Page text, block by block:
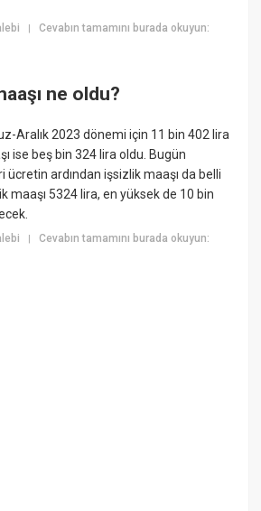
|Cevabın tamamını burada okuyun:
ne oldu?
Aralık 2023 dönemi için 11 bin 402 lira
ise beş bin 324 lira oldu. Bugün
ücretin ardından işsizlik maaşı da belli
maaşı 5324 lira, en yüksek de 10 bin
|Cevabın tamamını burada okuyun: